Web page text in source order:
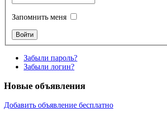
Запомнить меня
Забыли пароль?
Забыли логин?
Новые объявления
Добавить объявление бесплатно